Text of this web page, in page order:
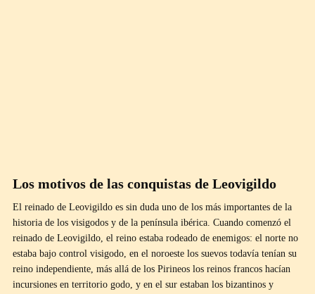
Los motivos de las conquistas de Leovigildo
El reinado de Leovigildo es sin duda uno de los más importantes de la
historia de los visigodos y de la península ibérica. Cuando comenzó el
reinado de Leovigildo, el reino estaba rodeado de enemigos: el norte no
estaba bajo control visigodo, en el noroeste los suevos todavía tenían su
reino independiente, más allá de los Pirineos los reinos francos hacían
incursiones en territorio godo, y en el sur estaban los bizantinos y